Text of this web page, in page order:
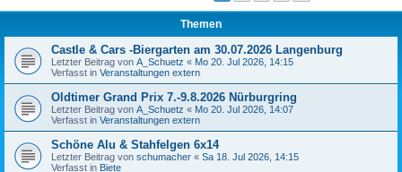
Themen
Castle & Cars -Biergarten am 30.07.2026 Langenburg
Letzter Beitrag von A_Schuetz « Mo 20. Jul 2026, 14:15
Verfasst in Veranstaltungen extern
Oldtimer Grand Prix 7.-9.8.2026 Nürburgring
Letzter Beitrag von A_Schuetz « Mo 20. Jul 2026, 14:07
Verfasst in Veranstaltungen extern
Schöne Alu & Stahfelgen 6x14
Letzter Beitrag von schumacher « Sa 18. Jul 2026, 14:15
Verfasst in Biete